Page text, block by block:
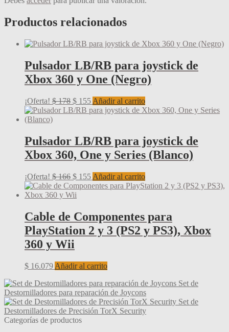
Productos relacionados
Pulsador LB/RB para joystick de
Xbox 360 y One (Negro)
¡Oferta! $178 El
precio
$ 178.
$ 155El
precio
$ 155.
Añadir al carrito
Pulsador LB/RB para joystick de
Xbox 360, One y Series (Blanco)
¡Oferta! $166 El
precio
original
$ 166.
$ 155El
precio
Añadir al carrito
Cable de Componentes para
PlayStation 2 y 3 (PS2 y PS3), Xbox
360 y Wii
$ 16.079 Añadir al carrito
Set de
Destornilladores para reparación de Joycons
Set de
Destornilladores de Precisión TorX Security
Categorías de productos